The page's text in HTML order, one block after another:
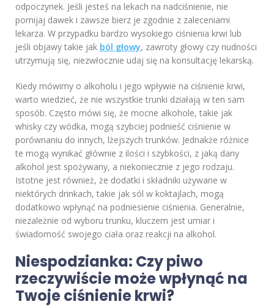
odpoczynek. Jeśli jesteś na lekach na nadciśnienie, nie
pomijaj dawek i zawsze bierz je zgodnie z zaleceniami
lekarza. W przypadku bardzo wysokiego ciśnienia krwi lub
jeśli objawy takie jak ból głowy, zawroty głowy czy nudności
utrzymują się, niezwłocznie udaj się na konsultację lekarską.
Kiedy mówimy o alkoholu i jego wpływie na ciśnienie krwi,
warto wiedzieć, że nie wszystkie trunki działają w ten sam
sposób. Często mówi się, że mocne alkohole, takie jak
whisky czy wódka, mogą szybciej podnieść ciśnienie w
porównaniu do innych, lżejszych trunków. Jednakże różnice
te mogą wynikać głównie z ilości i szybkości, z jaką dany
alkohol jest spożywany, a niekoniecznie z jego rodzaju.
Istotne jest również, że dodatki i składniki używane w
niektórych drinkach, takie jak sól w koktajlach, mogą
dodatkowo wpłynąć na podniesienie ciśnienia. Generalnie,
niezależnie od wyboru trunku, kluczem jest umiar i
świadomość swojego ciała oraz reakcji na alkohol.
Niespodzianka: Czy piwo
rzeczywiście może wpłynąć na
Twoje ciśnienie krwi?